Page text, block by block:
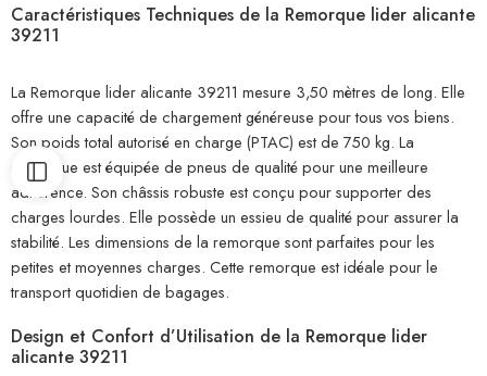
Caractéristiques Techniques de la Remorque lider alicante
39211
La Remorque lider alicante 39211 mesure 3,50 mètres de long. Elle
offre une capacité de chargement généreuse pour tous vos biens.
Son poids total autorisé en charge (PTAC) est de 750 kg. La
remorque est équipée de pneus de qualité pour une meilleure
adhérence. Son châssis robuste est conçu pour supporter des
charges lourdes. Elle possède un essieu de qualité pour assurer la
stabilité. Les dimensions de la remorque sont parfaites pour les
petites et moyennes charges. Cette remorque est idéale pour le
transport quotidien de bagages.
Design et Confort d’Utilisation de la Remorque lider
alicante 39211